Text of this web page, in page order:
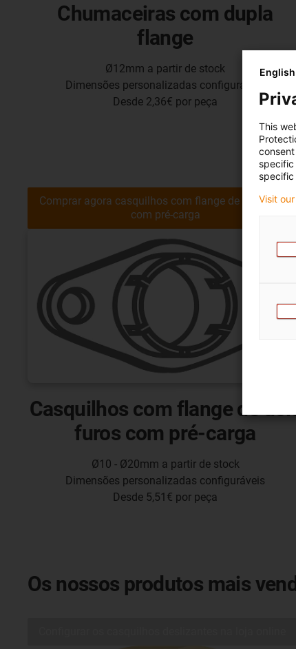
Chumaceiras com dupla
flange
Ø12mm a partir de stock
Dimensões personalizadas configuráveis
Desde 2,36€ por peça
Casquilhos com flange de
furos com pré-carga
Ø10 - Ø20mm a partir de stock
Dimensões personalizadas configuráveis
Desde 5,51€ por peça
Comprar agora casquilhos com flange de dois furos
com pré-carga
Os nossos produtos mais
English
This
Visit